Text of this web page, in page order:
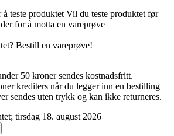
teste produktetVil du teste produktet før
for å motta en vareprøve
Bestill en vareprøve!
50 kroner sendes kostnadsfritt.
krediters når du legger inn en bestilling
sendes uten trykk og kan ikke returneres.
tirsdag 18. august 2026